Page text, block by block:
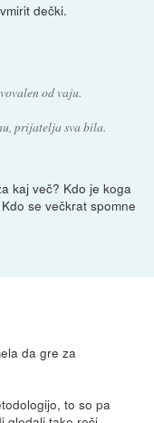
dečki.
od vaju.
prijatelja sva bila.
kaj več? Kdo je koga
se večkrat spomne
da gre za
to so pa